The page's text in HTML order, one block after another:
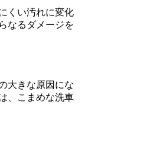
くい汚れに変化
なるダメージを
大きな原因にな
、こまめな洗車